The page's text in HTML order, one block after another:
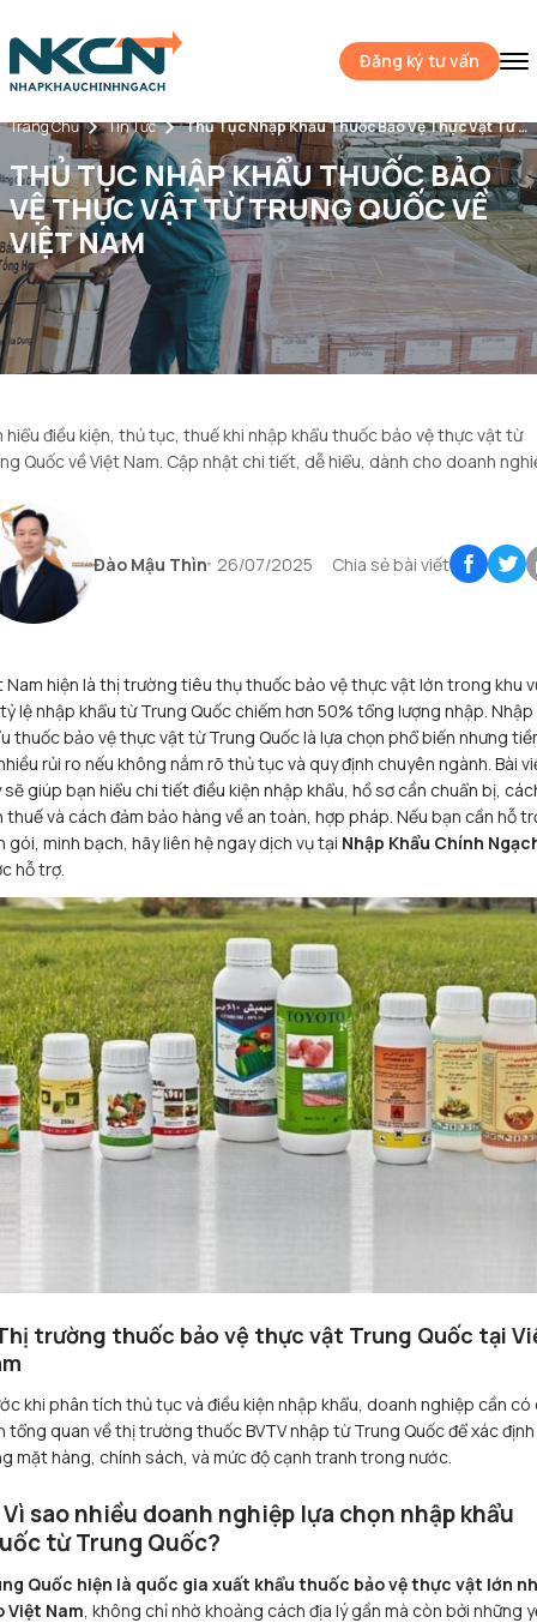
Đăng ký tư vấn
Trang Chủ Tin Tức Thủ Tục Nhập Khẩu Thuốc Bảo Vệ Thực Vật Từ Trung Quốc Về Việt Nam
THỦ TỤC NHẬP KHẨU THUỐC BẢO
VỆ THỰC VẬT TỪ TRUNG QUỐC VỀ
VIỆT NAM
hiểu điều kiện, thủ tục, thuế khi nhập khẩu thuốc bảo vệ thực vật từ
Quốc về Việt Nam. Cập nhật chi tiết, dễ hiểu, dành cho doanh
Đào Mậu Thìn 26/07/2025 Chia sẻ bài viết
Nam hiện là thị trường tiêu thụ thuốc bảo vệ thực vật lớn trong khu
lệ nhập khẩu từ Trung Quốc chiếm hơn 50% tổng lượng nhập. Nhập
thuốc bảo vệ thực vật từ Trung Quốc là lựa chọn phổ biến nhưng
rủi ro nếu không nắm rõ thủ tục và quy định chuyên ngành. Bài
sẽ giúp bạn hiểu chi tiết điều kiện nhập khẩu, hồ sơ cần chuẩn bị,
thuế và cách đảm bảo hàng về an toàn, hợp pháp. Nếu bạn cần hỗ
gói, minh bạch, hãy liên hệ ngay dịch vụ tại Nhập Khẩu Chính
hỗ trợ.
trường thuốc bảo vệ thực vật Trung Quốc tại
khi phân tích thủ tục và điều kiện nhập khẩu, doanh nghiệp cần có
tổng quan về thị trường thuốc BVTV nhập từ Trung Quốc để xác định
mặt hàng, chính sách, và mức độ cạnh tranh trong nước.
Vì sao nhiều doanh nghiệp lựa chọn nhập khẩu
từ Trung Quốc?
Quốc hiện là quốc gia xuất khẩu thuốc bảo vệ thực vật lớn
Việt Nam, không chỉ nhờ khoảng cách địa lý gần mà còn bởi những